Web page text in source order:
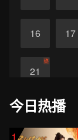
16 17
21
终
今日热播
1